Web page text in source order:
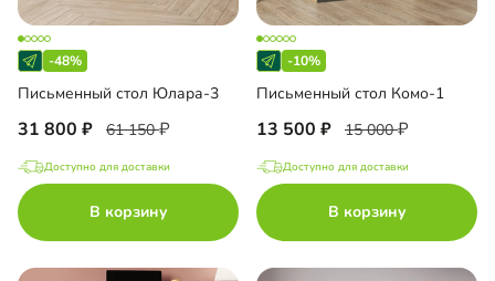
-48%
Письменный стол Юлара-3
31 800 61 150
Доступно для доставки
В корзину
-10%
Письменный стол Комо-1
13 500 15 000
Доступно для доставки
В корзину